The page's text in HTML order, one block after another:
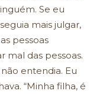
Se eu
mais julgar,
pessoas
mal das pessoas.
entendia. Eu
“Minha filha, é